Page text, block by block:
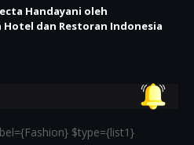
Handayani oleh
Hotel dan Restoran Indonesia
$type={list1}